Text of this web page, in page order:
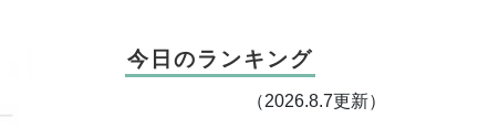
今日のランキング
（2026.8.7更新）